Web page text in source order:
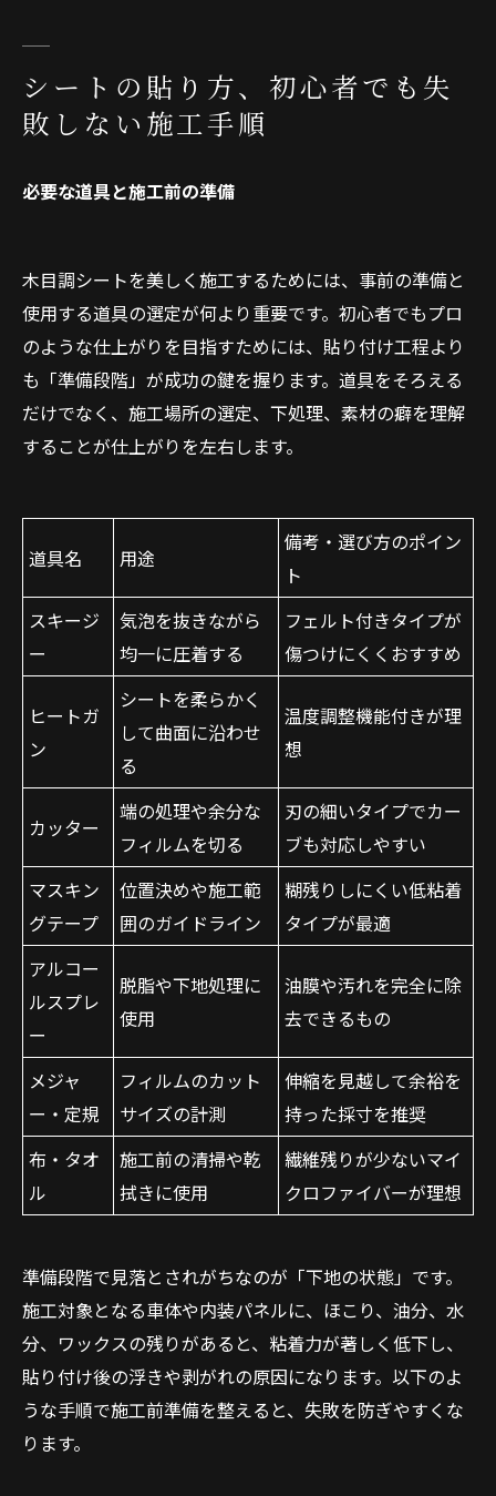
シートの貼り方、初心者でも失
敗しない施工手順
必要な道具と施工前の準備
木目調シートを美しく施工するためには、事前の準備と
使用する道具の選定が何より重要です。初心者でもプロ
のような仕上がりを目指すためには、貼り付け工程より
も「準備段階」が成功の鍵を握ります。道具をそろえる
だけでなく、施工場所の選定、下処理、素材の癖を理解
することが仕上がりを左右します。
道具名 用途
備考・選び方のポイン
ト
スキージ
ー
気泡を抜きながら
均一に圧着する
フェルト付きタイプが
傷つけにくくおすすめ
ヒートガ
ン
シートを柔らかく
して曲面に沿わせ
る
温度調整機能付きが理
想
カッター
端の処理や余分な
フィルムを切る
刃の細いタイプでカー
ブも対応しやすい
マスキン
グテープ
位置決めや施工範
囲のガイドライン
糊残りしにくい低粘着
タイプが最適
アルコー
ルスプレ
ー
脱脂や下地処理に
使用
油膜や汚れを完全に除
去できるもの
メジャ
ー・定規
フィルムのカット
サイズの計測
伸縮を見越して余裕を
持った採寸を推奨
布・タオ
ル
施工前の清掃や乾
拭きに使用
繊維残りが少ないマイ
クロファイバーが理想
準備段階で見落とされがちなのが「下地の状態」です。
施工対象となる車体や内装パネルに、ほこり、油分、水
分、ワックスの残りがあると、粘着力が著しく低下し、
貼り付け後の浮きや剥がれの原因になります。以下のよ
うな手順で施工前準備を整えると、失敗を防ぎやすくな
ります。